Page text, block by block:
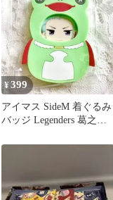
¥399
アイマス SideM 着ぐるみ
バッジ Legenders 葛之葉